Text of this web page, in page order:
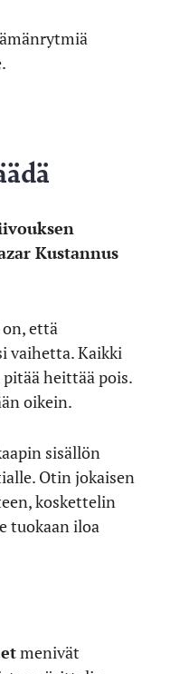
Kustannus
että
vaihetta. Kaikki
heittää pois.
oikein.
sisällön
Otin jokaisen
koskettelin
tuokaan iloa
menivät